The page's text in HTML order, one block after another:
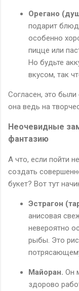
Орегано
подарит
особенно
пицце или
Но будьте
вкусом, так
Согласен, это
она ведь на
Неочевидные
фантазию
А что, если пойти
создать
букет? Вот тут
Эстрагон
анисовая
невероятно
рыбы. Это
Майоран. Он
здорово